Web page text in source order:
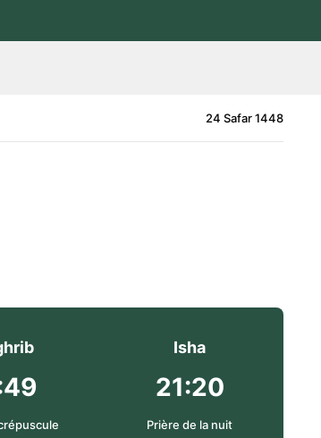
24 Safar 1448
Isha
21:20
Prière de la nuit